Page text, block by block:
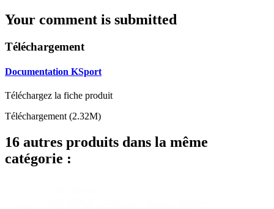
Your comment is submitted
Téléchargement
Documentation KSport
Téléchargez la fiche produit
Téléchargement (2.32M)
16 autres produits dans la même
catégorie :